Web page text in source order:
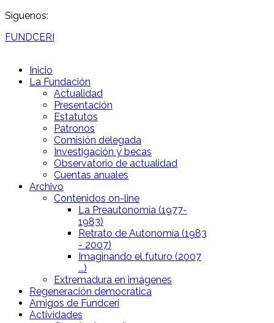
Síguenos:
FUNDCERI
Inicio
La Fundación
Actualidad
Presentación
Estatutos
Patronos
Comisión delegada
Investigación y becas
Observatorio de actualidad
Cuentas anuales
Archivo
Contenidos on-line
La Preautonomía (1977-
1983)
Retrato de Autonomía (1983
- 2007)
Imaginando el futuro (2007
...)
Extremadura en imágenes
Regeneración democrática
Amigos de Fundceri
Actividades